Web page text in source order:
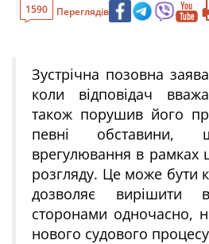
1590 Переглядів
Зустрічна позовна
коли відповідач
також порушив його
певні обставини,
врегулювання в рамках
розгляду. Це може бути
дозволяє вирішити
сторонами одночасно,
нового судового